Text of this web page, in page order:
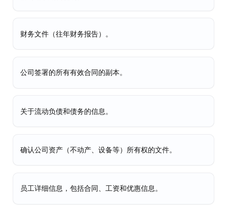
财务文件（往年财务报告）。
公司签署的所有有效合同的副本。
关于流动负债和债务的信息。
确认公司资产（不动产、设备等）所有权的文件。
员工详细信息，包括合同、工资和优惠信息。